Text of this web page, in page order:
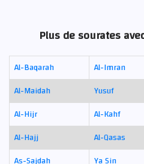
Plus de sourates
Al-Baqarah Al-Imran
Al-Maidah
Yusuf
Al-Hijr
Al-Kahf
Al-Hajj
Al-Qasas